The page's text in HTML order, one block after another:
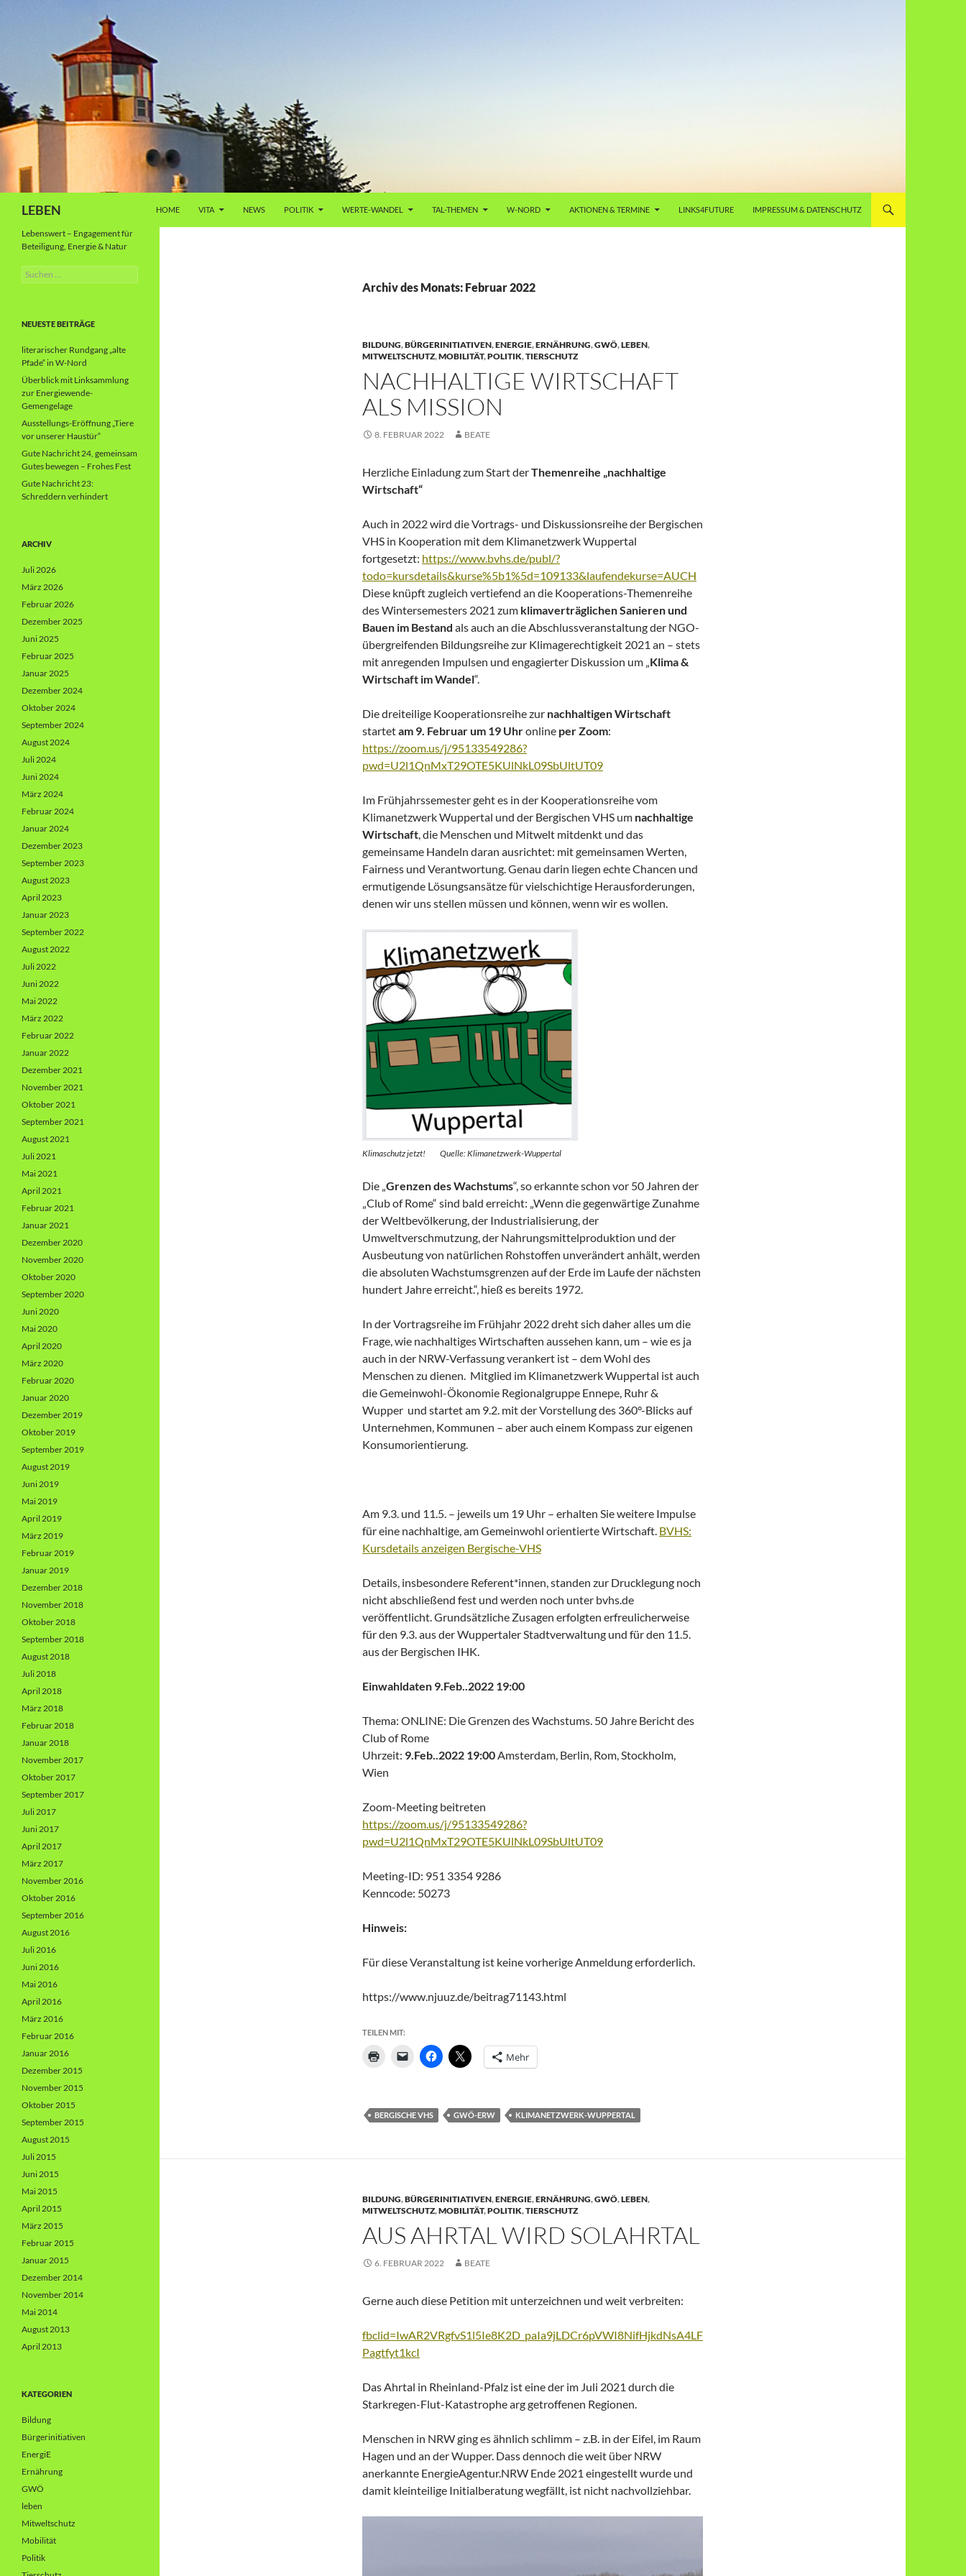
LEBEN HOME VITA NEWS POLITIK WERTE-WANDEL TAL-THEMEN W-NORD AKTIONEN & TERMINE LINKS4FUTURE IMPRESSUM & DATENSCHUTZ
Archiv des Monats: Februar 2022
BILDUNG,BÜRGERINITIATIVEN,ENERGIE,ERNÄHRUNG,GWÖ,LEBEN,
MITWELTSCHUTZ,MOBILITÄT,POLITIK,TIERSCHUTZ
NACHHALTIGE WIRTSCHAFT
ALS MISSION
8. FEBRUAR 2022 BEATE
Herzliche Einladung zum Start derThemenreihe „nachhaltige
Wirtschaft“
Auch in 2022 wird die Vortrags- und Diskussionsreihe der Bergischen
VHS in Kooperation mit dem Klimanetzwerk Wuppertal
fortgesetzt: https://www.bvhs.de/publ/?
todo=kursdetails&kurse%5b1%5d=109133&laufendekurse=AUCH
Diese knüpft zugleich vertiefend an die Kooperations-Themenreihe
des Wintersemesters 2021 zum klimaverträglichen Sanieren und
Bauen im Bestand als auch an die Abschlussveranstaltung der NGO-
übergreifenden Bildungsreihe zur Klimagerechtigkeit 2021 an – stets
mit anregenden Impulsen und engagierter Diskussion um „Klima &
Wirtschaft im Wandel“.
Die dreiteilige Kooperationsreihe zur nachhaltigen Wirtschaft
startetam 9. Februar um 19 Uhronline per Zoom:
https://zoom.us/j/95133549286?
pwd=U2l1QnMxT29OTE5KUlNkL09SbUltUT09
Im Frühjahrssemester geht es in der Kooperationsreihe vom
Klimanetzwerk Wuppertal und der Bergischen VHS um nachhaltige
Wirtschaft, die Menschen und Mitwelt mitdenkt und das
gemeinsame Handeln daran ausrichtet: mit gemeinsamen Werten,
Fairness und Verantwortung. Genau darin liegen echte Chancen und
ermutigende Lösungsansätze für vielschichtige Herausforderungen,
denen wir uns stellen müssen und können, wenn wir es wollen.
Klimaschutz jetzt! Quelle: Klimanetzwerk-Wuppertal
Die „Grenzen des Wachstums“, so erkannte schon vor 50 Jahren der
„Club of Rome“ sind bald erreicht: „Wenn die gegenwärtige Zunahme
der Weltbevölkerung, der Industrialisierung, der
Umweltverschmutzung, der Nahrungsmittelproduktion und der
Ausbeutung von natürlichen Rohstoffen unverändert anhält, werden
die absoluten Wachstumsgrenzen auf der Erde im Laufe der nächsten
hundert Jahre erreicht.“, hieß es bereits 1972.
In der Vortragsreihe im Frühjahr 2022 dreht sich daher alles um die
Frage, wie nachhaltiges Wirtschaften aussehen kann, um – wie es ja
auch in der NRW-Verfassung verankert ist – dem Wohl des
Menschen zu dienen. Mitglied im Klimanetzwerk Wuppertal ist auch
die Gemeinwohl-Ökonomie Regionalgruppe Ennepe, Ruhr &
Wupper und startet am 9.2. mit der Vorstellung des 360°-Blicks auf
Unternehmen, Kommunen – aber auch einem Kompass zur eigenen
Konsumorientierung.
Am 9.3. und 11.5. – jeweils um 19 Uhr – erhalten Sie weitere Impulse
für eine nachhaltige, am Gemeinwohl orientierte Wirtschaft. BVHS:
Kursdetails anzeigen Bergische-VHS
Details, insbesondere Referent*innen, standen zur Drucklegung noch
nicht abschließend fest und werden noch unter bvhs.de
veröffentlicht. Grundsätzliche Zusagen erfolgten erfreulicherweise
für den 9.3. aus der Wuppertaler Stadtverwaltung und für den 11.5.
aus der Bergischen IHK.
Einwahldaten 9.Feb..2022 19:00
Thema: ONLINE: Die Grenzen des Wachstums. 50 Jahre Bericht des
Club of Rome
Uhrzeit: 9.Feb..2022 19:00Amsterdam, Berlin, Rom, Stockholm,
Wien
Zoom-Meeting beitreten
https://zoom.us/j/95133549286?
pwd=U2l1QnMxT29OTE5KUlNkL09SbUltUT09
Meeting-ID: 951 3354 9286
Kenncode: 50273
Hinweis:
Für diese Veranstaltung ist keine vorherige Anmeldung erforderlich.
https://www.njuuz.de/beitrag71143.html
TEILEN MIT:
Mehr
BERGISCHE VHS GWÖ-ERW KLIMANETZWERK-WUPPERTAL
BILDUNG,BÜRGERINITIATIVEN,ENERGIE,ERNÄHRUNG,GWÖ,LEBEN,
MITWELTSCHUTZ,MOBILITÄT,POLITIK,TIERSCHUTZ
AUS AHRTAL WIRD SOLAHRTAL
6. FEBRUAR 2022 BEATE
Gerne auch diese Petition mit unterzeichnen und weit verbreiten:
fbclid=IwAR2VRgfvS1l5Ie8K2D_paIa9jLDCr6pVWI8NifHjkdNsA4LF
Pagtfyt1kcI
Das Ahrtal in Rheinland-Pfalz ist eine der im Juli 2021 durch die
Starkregen-Flut-Katastrophe arg getroffenen Regionen.
Menschen in NRW ging es ähnlich schlimm – z.B. in der Eifel, im Raum
Hagen und an der Wupper. Dass dennoch die weit über NRW
anerkannte EnergieAgentur.NRW Ende 2021 eingestellt wurde und
damit kleinteilige Initialberatung wegfällt, ist nicht nachvollziehbar.
Lebenswert – Engagement für
Beteiligung, Energie & Natur
Suche
nach:
NEUESTE BEITRÄGE
literarischer Rundgang „alte
Pfade“ in W-Nord
Überblick mit Linksammlung
zur Energiewende-
Gemengelage
Ausstellungs-Eröffnung „Tiere
vor unserer Haustür“
Gute Nachricht 24, gemeinsam
Gutes bewegen – Frohes Fest
Gute Nachricht 23:
Schreddern verhindert
ARCHIV
Juli 2026
März 2026
Februar 2026
Dezember 2025
Juni 2025
Februar 2025
Januar 2025
Dezember 2024
Oktober 2024
September 2024
August 2024
Juli 2024
Juni 2024
März 2024
Februar 2024
Januar 2024
Dezember 2023
September 2023
August 2023
April 2023
Januar 2023
September 2022
August 2022
Juli 2022
Juni 2022
Mai 2022
März 2022
Februar 2022
Januar 2022
Dezember 2021
November 2021
Oktober 2021
September 2021
August 2021
Juli 2021
Mai 2021
April 2021
Februar 2021
Januar 2021
Dezember 2020
November 2020
Oktober 2020
September 2020
Juni 2020
Mai 2020
April 2020
März 2020
Februar 2020
Januar 2020
Dezember 2019
Oktober 2019
September 2019
August 2019
Juni 2019
Mai 2019
April 2019
März 2019
Februar 2019
Januar 2019
Dezember 2018
November 2018
Oktober 2018
September 2018
August 2018
Juli 2018
April 2018
März 2018
Februar 2018
Januar 2018
November 2017
Oktober 2017
September 2017
Juli 2017
Juni 2017
April 2017
März 2017
November 2016
Oktober 2016
September 2016
August 2016
Juli 2016
Juni 2016
Mai 2016
April 2016
März 2016
Februar 2016
Januar 2016
Dezember 2015
November 2015
Oktober 2015
September 2015
August 2015
Juli 2015
Juni 2015
Mai 2015
April 2015
März 2015
Februar 2015
Januar 2015
Dezember 2014
November 2014
Mai 2014
August 2013
April 2013
KATEGORIEN
Bildung
Bürgerinitiativen
EnergiE
Ernährung
GWÖ
leben
Mitweltschutz
Mobilität
Politik